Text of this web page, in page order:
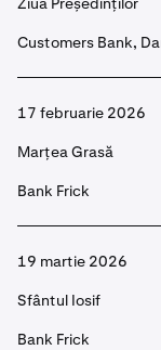
Customers Bank,
17 februarie 2026
Marțea Grasă
Bank Frick
19 martie 2026
Sfântul Iosif
Bank Frick